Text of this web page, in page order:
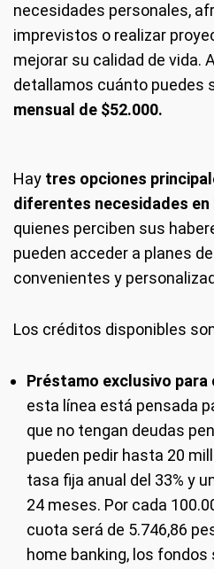
necesidades personales,
imprevistos o realizar
mejorar su calidad de vida.
detallamos cuánto puedes
mensual de $52.000.
Hay tres opciones
diferentes necesidades en
quienes perciben sus
pueden acceder a planes
convenientes y
Los créditos disponibles
Préstamo exclusivo
esta línea está pensada
que no tengan deudas
pueden pedir hasta 20
tasa fija anual del 33% y
24 meses. Por cada
cuota será de 5.746,86
home banking, los